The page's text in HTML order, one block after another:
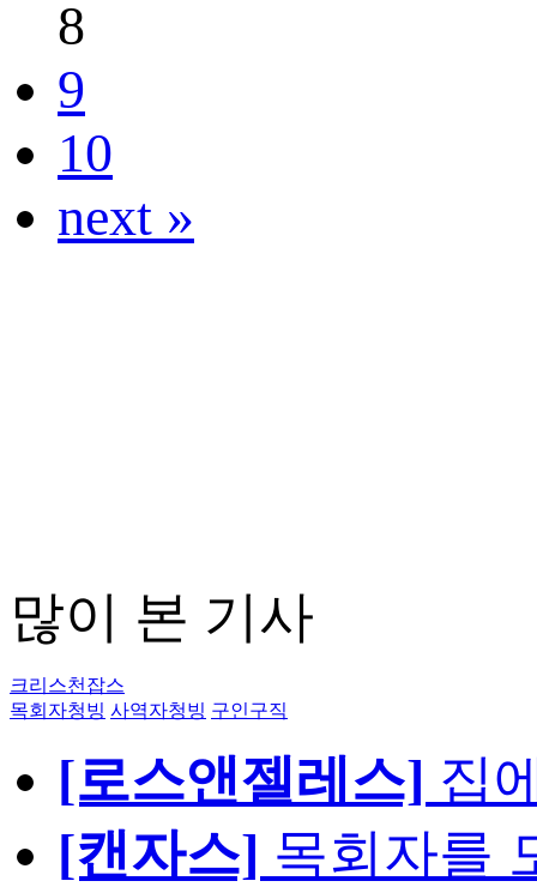
8
9
10
next »
많이 본 기사
크리스천잡스
목회자청빙 사역자청빙 구인구직
[로스앤젤레스] 집
[캔자스] 목회자를